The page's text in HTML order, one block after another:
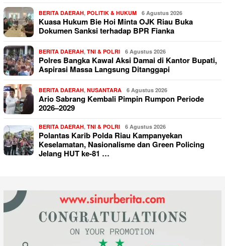
BERITA DAERAH, POLITIK & HUKUM 6 Agustus 2026
Kuasa Hukum Bie Hoi Minta OJK Riau Buka
Dokumen Sanksi terhadap BPR Fianka
BERITA DAERAH, TNI & POLRI 6 Agustus 2026
Polres Bangka Kawal Aksi Damai di Kantor Bupati,
Aspirasi Massa Langsung Ditanggapi
BERITA DAERAH, NUSANTARA 6 Agustus 2026
Ario Sabrang Kembali Pimpin Rumpon Periode
2026–2029
BERITA DAERAH, TNI & POLRI 6 Agustus 2026
Polantas Karib Polda Riau Kampanyekan
Keselamatan, Nasionalisme dan Green Policing
Jelang HUT ke-81 …